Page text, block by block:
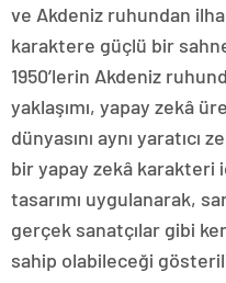
ve Akdeniz ruhundan
karaktere güçlü bir
1950’lerin Akdeniz
yaklaşımı, yapay zekâ
dünyasını aynı
bir yapay zekâ karakteri
tasarımı uygulanarak,
gerçek sanatçılar gibi
sahip olabileceği